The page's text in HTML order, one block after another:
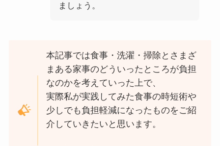
ましょう。
本記事では食事・洗濯・掃除とさまざ
まある家事のどういったところが負担
なのかを考えていった上で、
実際私が実践してみた食事の時短術や
少しでも負担軽減になったものをご紹
介していきたいと思います。